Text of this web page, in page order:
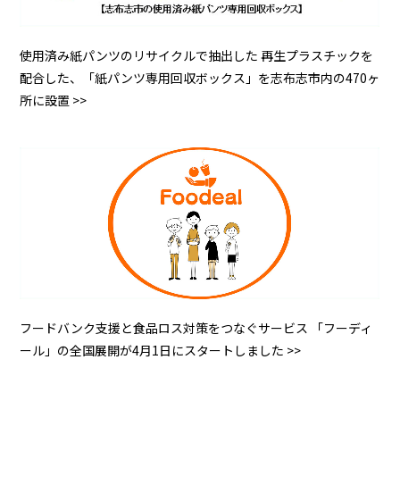
使用済み紙パンツのリサイクルで抽出した 再生プラスチックを
配合した、「紙パンツ専用回収ボックス」を志布志市内の470ヶ
所に設置 >>
フードバンク支援と食品ロス対策をつなぐサービス 「フーディ
ール」の全国展開が4月1日にスタートしました >>